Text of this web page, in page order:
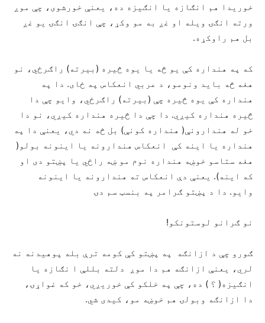
خوریدا هم انګازه یا انګیزه ده، یعنې خورشوی، چې موږ
ورته انګۍ ویله او غږ به مو وکړ، چې انګۍ انګۍ یو غږ
بل هم راوکړه.
که په هنداره کې یو څه یا یوه څیره (بیرته) راګرځي، نو
هغه څه باید ونومو، د عربي انعکاس په ځای. دا په
هنداره کې یوه څیره چې (بیرته) راګرځي، وایو چې دا
څیره هنداره کیږي. دا چې دا څیره هنداره کیږي، نو دا
خو له هندارونې( هنداره کونې) بل څه نه دي، یعنې دا په
هنداره یا اینه کې انعکاس هندارونه یا اینونه بولو(
هغه ستاسو خوښه هنداره نوم مو ښه راځي یا پښتو دی او
که اینه). یعنې دې انعکاس ته هندارونه یا اینونه
وایو. دا د پښتو ګرامر په بنسټ سم دۍ
نو ګرانو لوستونکو!
ګورو چې د ازانګه په پښتو کې کومه ترې بله پوهیدنه نه
لري، یعنې ازانګه هم دا موږ دلته بللې ا نګازه یا
انګیزه( ؟ ) ده، چې په خلکو کې خوریږي، خو که غواړۍ،
دا ازانګه وبولۍ هم خوښه مو، کیدی شي.